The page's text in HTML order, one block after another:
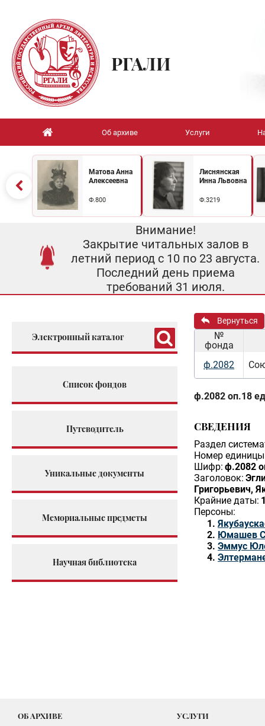
РГАЛИ
Об архиве Услуги
Матова Анна
Алексеевна
Ф.800
Лиснянская
Инна Львовна
Ф.3219
Внимание!
Закрытие читальных залов в
летний период с 10 по 23 августа.
Последний день приема
требований 31 июля.
Электронный каталог
Список фондов
Путеводитель
Уникальные документы
Мемориальные предметы
Научная библиотека
Вернуться
№
фонда
ф.2082
ф.2082 оп.18
СВЕДЕНИЯ
Раздел
Номер единицы
Шифр: ф.2082
Заголовок:
Григорьевич,
Крайние даты:
Персоны:
Юмашев
Эммус
ОБ АРХИВЕ УСЛУГИ